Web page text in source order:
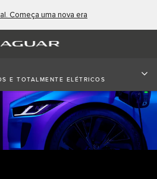
Começa uma nova era
E TOTALMENTE ELÉTRICOS